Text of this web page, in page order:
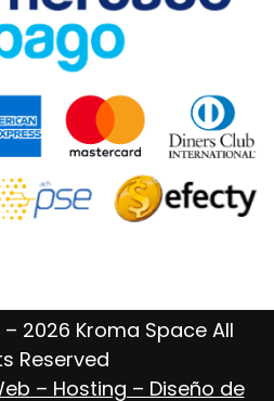
2026 Kroma Space All
Reserved
– Hosting – Diseño de